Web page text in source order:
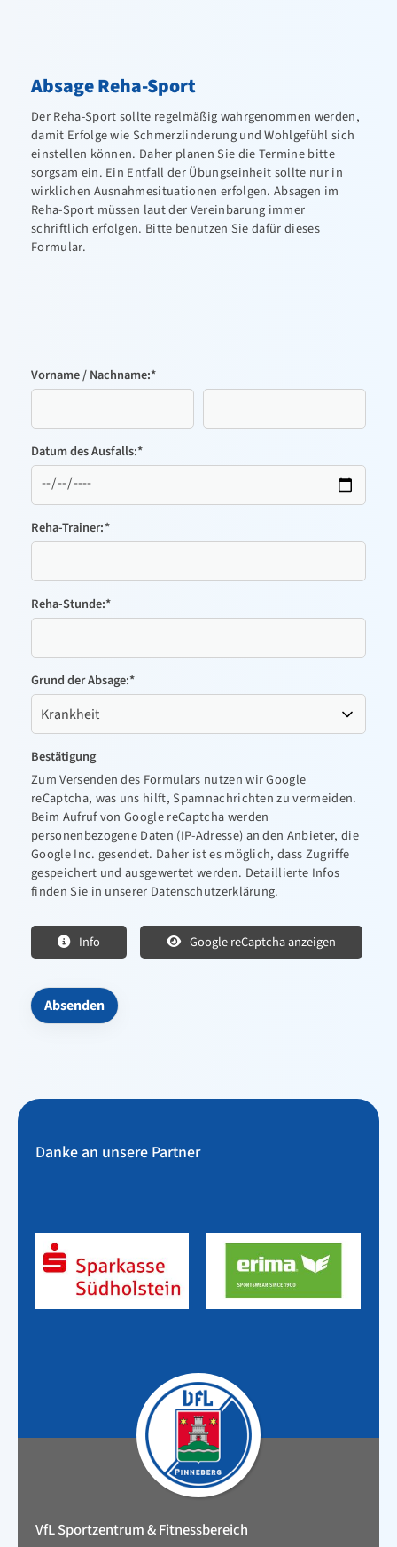
Absage Reha-Sport
Der Reha-Sport sollte regelmäßig wahrgenommen werden,
damit Erfolge wie Schmerzlinderung und Wohlgefühl sich
einstellen können. Daher planen Sie die Termine bitte
sorgsam ein. Ein Entfall der Übungseinheit sollte nur in
wirklichen Ausnahmesituationen erfolgen. Absagen im
Reha-Sport müssen laut der Vereinbarung immer
schriftlich erfolgen. Bitte benutzen Sie dafür dieses
Formular.
Vorname / Nachname:*
Datum des Ausfalls:*
Reha-Trainer:*
Reha-Stunde:*
Grund der Absage:*
Bestätigung
Zum Versenden des Formulars nutzen wir Google
reCaptcha, was uns hilft, Spamnachrichten zu vermeiden.
Beim Aufruf von Google reCaptcha werden
personenbezogene Daten (IP-Adresse) an den Anbieter, die
Google Inc. gesendet. Daher ist es möglich, dass Zugriffe
gespeichert und ausgewertet werden. Detaillierte Infos
finden Sie in unserer Datenschutzerklärung.
Info Google reCaptcha anzeigen
Danke an unsere Partner
VfL Sportzentrum & Fitnessbereich
Aktuelles / Termine
Gesundheitsport
Rehasport
Absagen Rehasport
Walken / Nordic Walken
Leichtathletik
Sportabzeichen
Tanzen-TSA
Triathlon